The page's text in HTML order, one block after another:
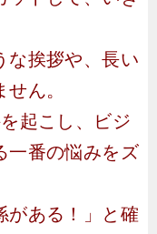
な挨拶や、長い
ん。
起こし、ビジ
一番の悩みをズ
がある！」と確